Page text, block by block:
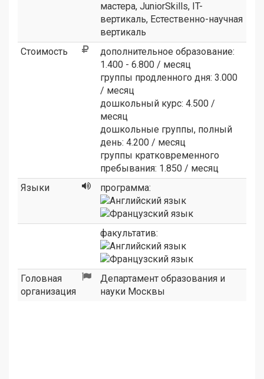
мастера, JuniorSkills, IT-
вертикаль, Естественно-научная
вертикаль
Стоимость
дополнительное образование:
1.400 - 6.800 / месяц
группы продленного дня: 3.000
/ месяц
дошкольный курс: 4.500 /
месяц
дошкольные группы, полный
день: 4.200 / месяц
группы кратковременного
пребывания: 1.850 / месяц
Языки
программа:
факультатив:
Головная
организация
Департамент образования и
науки Москвы